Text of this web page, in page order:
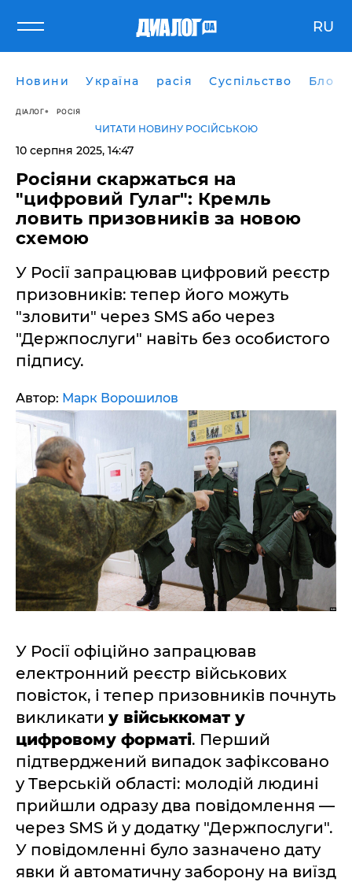
RU
Новини Україна расія Суспільство Блоги
ДІАЛОГ РОСІЯ
ЧИТАТИ НОВИНУ РОСІЙСЬКОЮ
10 серпня 2025, 14:47
Росіяни скаржаться на
"цифровий Гулаг": Кремль
ловить призовників за новою
схемою
У Росії запрацював цифровий реєстр
призовників: тепер його можуть
"зловити" через SMS або через
"Держпослуги" навіть без особистого
підпису.
Автор: Марк Ворошилов
У Росії офіційно запрацював
електронний реєстр військових
повісток, і тепер призовників почнуть
викликати у військкомат у
цифровому форматі. Перший
підтверджений випадок зафіксовано
у Тверській області: молодій людині
прийшли одразу два повідомлення —
через SMS й у додатку "Держпослуги".
У повідомленні було зазначено дату
явки й автоматичну заборону на виїзд